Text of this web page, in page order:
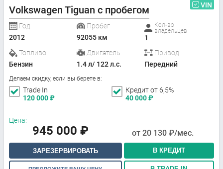
Volkswagen Tiguan с пробегом VIN
Год
2012
Пробег
92055 км
Кол-во
владельцев
1
Топливо
Бензин
Двигатель
1.4 л/ 122 л.с.
Привод
Передний
Делаем скидку, если вы берете в:
Trade In
120 000₽
Кредит от 6,5%
40 000₽
Цена:
945 000 ₽ от 20 130 ₽/мес.
ЗАРЕЗЕРВИРОВАТЬ В КРЕДИТ